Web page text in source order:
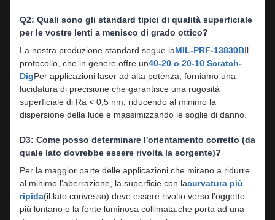
Q2: Quali sono gli standard tipici di qualità superficiale
per le vostre lenti a menisco di grado ottico?
La nostra produzione standard segue laMIL-PRF-13830BIl
protocollo, che in genere offre un40-20 o 20-10 Scratch-
DigPer applicazioni laser ad alta potenza, forniamo una
lucidatura di precisione che garantisce una rugosità
superficiale di Ra < 0,5 nm, riducendo al minimo la
dispersione della luce e massimizzando le soglie di danno.
D3: Come posso determinare l'orientamento corretto (da
quale lato dovrebbe essere rivolta la sorgente)?
Per la maggior parte delle applicazioni che mirano a ridurre
al minimo l'aberrazione, la superficie con lacurvatura più
ripida(il lato convesso) deve essere rivolto verso l'oggetto
più lontano o la fonte luminosa collimata.che porta ad una